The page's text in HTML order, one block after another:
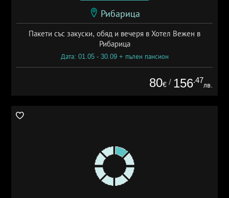
Рибарица
Пакети със закуски, обяд и вечеря в Хотел Вежен в
Рибарица
Дата: 01.05 - 30.09 + пълен пансион
80€ / 156.47
лв.